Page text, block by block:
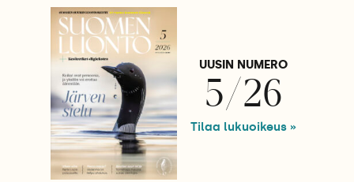
UUSIN NUMERO
5/26
Tilaa lukuoikeus »